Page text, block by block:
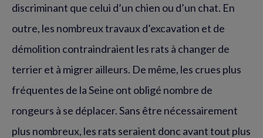
discriminant que celui d’un chien ou d’un chat. En
outre, les nombreux travaux d’excavation et de
démolition contraindraient les rats à changer de
terrier et à migrer ailleurs. De même, les crues plus
fréquentes de la Seine ont obligé nombre de
rongeurs à se déplacer. Sans être nécessairement
plus nombreux, les rats seraient donc avant tout plus